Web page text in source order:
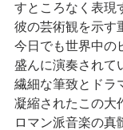
すところなく表現
彼の芸術観を示す
今日でも世界中の
盛んに演奏されて
繊細な筆致とドラ
凝縮されたこの大
ロマン派音楽の真